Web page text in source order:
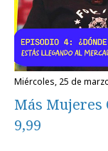
miércoles, 25 de
Más Mujeres
9,99